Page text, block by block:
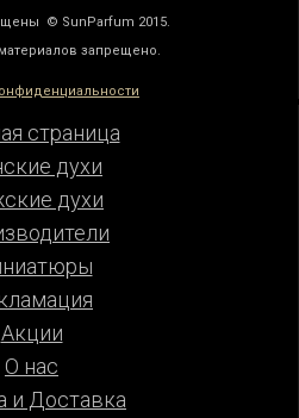
© SunParfum 2015.
запрещено.
страница
духи
духи
Акции
О нас
и Доставка